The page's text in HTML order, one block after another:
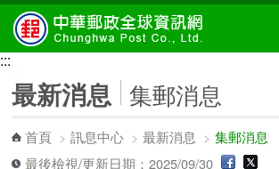
跳到主要內容區塊
:::
最新消息 集郵消息
首頁 >訊息中心 >最新消息 >集郵消息
最後檢視/更新日期：2025/09/30